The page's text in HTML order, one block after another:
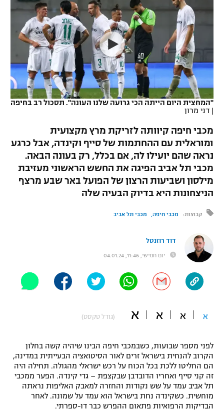
רץ ברשת
תוצאות
לוח שידורים
ברחבה
"מחצית בשכונה" – פודקאסט
משתתפים וזוכים בפרסים
תקנון עבור פעילות ספורט 1 – "מרלן"
גיימינג E-Sports
תנאי שימוש
מדיניות פרטיות
נבחרת ישראל
מכבי חיפה
בית"ר ירושלים
מכבי תל אביב
הפועל תל אביב
הפועל חיפה
הפועל באר שבע
מכבי נתניה
ליגה ספרדית
ליגה איטלקית
ליגה צרפתית
ליגה הולנדית
ליגה סינית
ליגה ברזילאית
ליגות נוספות
כדורסל נשים
מכבי תל אביב
הפועל חולון
הפועל ירושלים
דני אבדיה
יורוליג
יורוקאפ
טניס
כדוריד
כדורעף
שחייה
אגרוף
ספורט אולימפי
UFC
אופניים
כדורמים
פוטבול אמריקאי NFL
ספורט אתגרי ואקסטרים
אומנויות לחימה
"המחצית היום הייתה הכי גרועה שלנו העונה". תסכול רב בחיפה
| דני מרון
מכבי חיפה קיוותה לזריקת מרץ מקצועית
ומוראלית עם ההחתמות של סייף וקינדה, אבל כרגע
נראה שהם יועילו לה, אם בכלל, רק בעונה הבאה.
מכבי תל אביב הפיגה את החשש הראשוני מעזיבת
מילסון ושביעות הרצון של הפועל באר שבע מרצף
הניצחונות היא בדיוק הבעיה שלה
קבוצות: מכבי חיפה מכבי תל אביב
דוד רוזנטל
יום חמישי, 11:46, 04.01.24
א א א א (גודל טקסט)
לפני מספר שבועות, כשבמכבי חיפה הבינו שיהיה קשה בחלון
הקרוב להנחית בישראל זרים לאור הסיטואציה הבעייתית במדינה,
הם החליטו ללכת בכל הכוח על רכש ישראלי מהגולה. תחילה היה
זה קני סייף ואחריו הדובדבן שבקצפת – גדי קינדה. הפער ממכבי
תל אביב עמד על שש נקודות והחזרה למאבק האליפות נראתה
מוחשית. כשקינדה נחת בישראל הוא עמד על שמונה. לאחר
הבדיקות הרפואיות פתאום ההפרש כבר דו-ספרתי.